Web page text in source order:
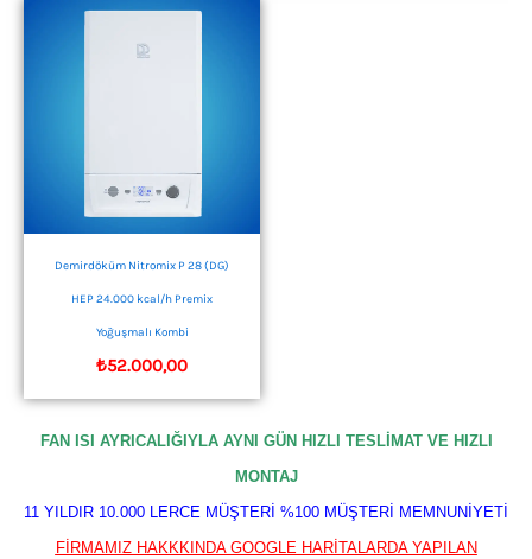
Demirdöküm Nitromix P 28 (DG)
HEP 24.000 kcal/h Premix
Yoğuşmalı Kombi
₺52.000,00
FAN ISI AYRICALIĞIYLA AYNI GÜN HIZLI TESLİMAT VE HIZLI
MONTAJ
11 YILDIR 10.000 LERCE MÜŞTERİ %100 MÜŞTERİ MEMNUNİYETİ
FİRMAMIZ HAKKKINDA GOOGLE HARİTALARDA YAPILAN